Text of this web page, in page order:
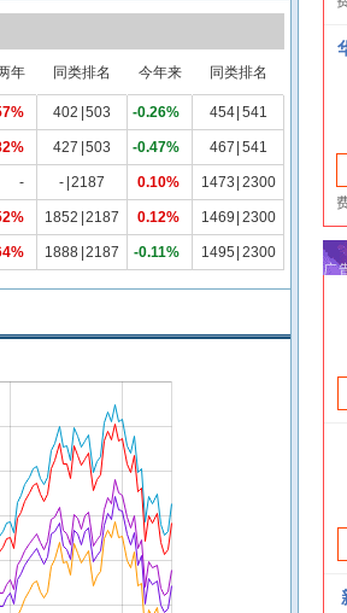
年 同类排名 今年来 同类排名
402 503 -0.26% 454 541
427 503 -0.47% 467 541
- - 2187 0.10% 1473 2300
1852 2187 0.12% 1469 2300
1888 2187 -0.11% 1495 2300